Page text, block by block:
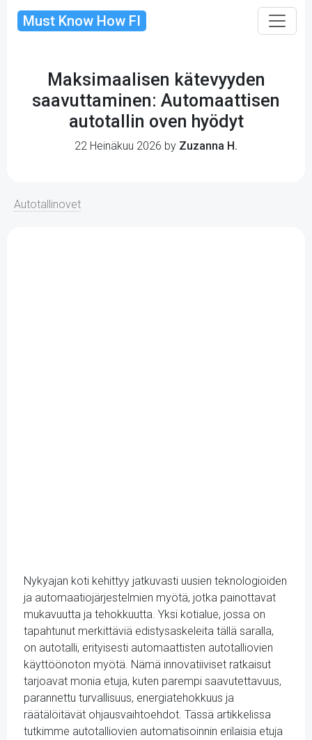
Must Know How FI
Maksimaalisen kätevyyden
saavuttaminen: Automaattisen
autotallin oven hyödyt
22 Heinäkuu 2026 by Zuzanna H.
Autotallinovet
Nykyajan koti kehittyy jatkuvasti uusien teknologioiden
ja automaatiojärjestelmien myötä, jotka painottavat
mukavuutta ja tehokkuutta. Yksi kotialue, jossa on
tapahtunut merkittäviä edistysaskeleita tällä saralla,
on autotalli, erityisesti automaattisten autotalliovien
käyttöönoton myötä. Nämä innovatiiviset ratkaisut
tarjoavat monia etuja, kuten parempi saavutettavuus,
parannettu turvallisuus, energiatehokkuus ja
räätälöitävät ohjausvaihtoehdot. Tässä artikkelissa
tutkimme autotalliovien automatisoinnin erilaisia etuja